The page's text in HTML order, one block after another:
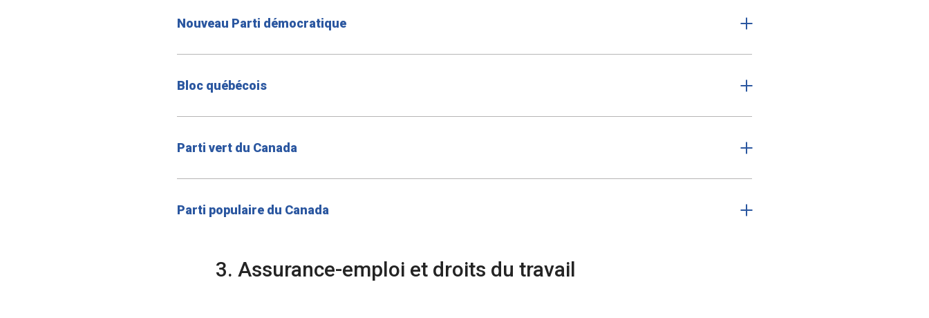
Nouveau Parti démocratique
Bloc québécois
Parti vert du Canada
Parti populaire du Canada
3. Assurance-emploi et droits du travail